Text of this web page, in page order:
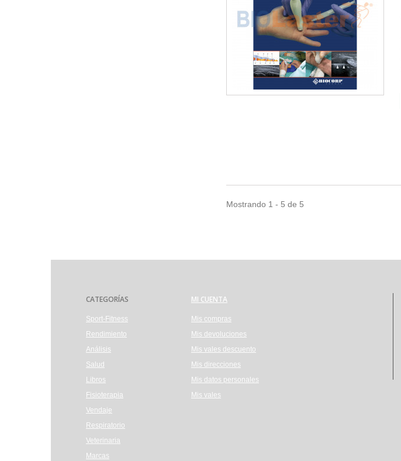
Mostrando 1 - 5 de 5
CATEGORÍAS
Sport-Fitness
Rendimiento
Análisis
Salud
Libros
Fisioterapia
Vendaje
Respiratorio
Veterinaria
Marcas
MI CUENTA
Mis compras
Mis devoluciones
Mis vales descuento
Mis direcciones
Mis datos personales
Mis vales